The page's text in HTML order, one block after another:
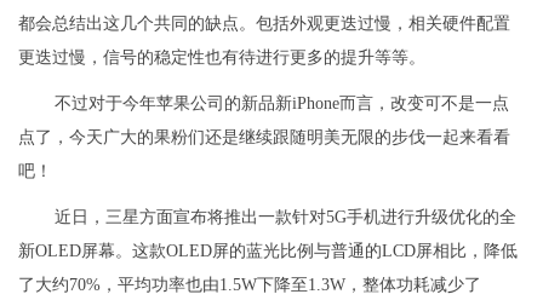
都会总结出这几个共同的缺点。包括外观更迭过慢，相关硬件配置
更迭过慢，信号的稳定性也有待进行更多的提升等等。
不过对于今年苹果公司的新品新iPhone而言，改变可不是一点
点了，今天广大的果粉们还是继续跟随明美无限的步伐一起来看看
吧！
近日，三星方面宣布将推出一款针对5G手机进行升级优化的全
新OLED屏幕。这款OLED屏的蓝光比例与普通的LCD屏相比，降低
了大约70%，平均功率也由1.5W下降至1.3W，整体功耗减少了